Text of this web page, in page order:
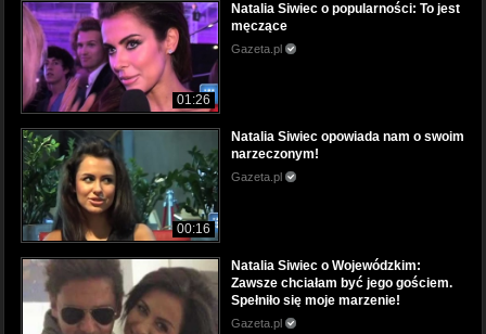
01:26
Natalia Siwiec o popularności: To jest
męczące
Gazeta.pl
00:16
Natalia Siwiec opowiada nam o swoim
narzeczonym!
Gazeta.pl
Natalia Siwiec o Wojewódzkim:
Zawsze chciałam być jego gościem.
Spełniło się moje marzenie!
Gazeta.pl